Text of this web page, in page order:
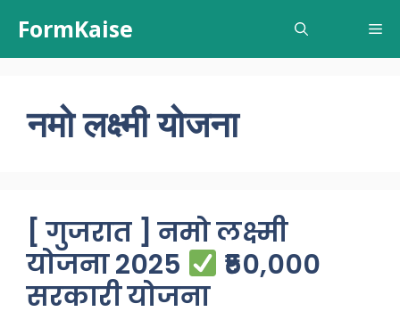
FormKaise
नमो लक्ष्मी योजना
[ गुजरात ] नमो लक्ष्मी
योजना 2025
₹50,000
सरकारी योजना